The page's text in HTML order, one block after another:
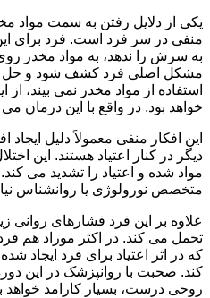
یکی از دلایل رفتن به سمت مواد
منفی در سر فرد است. فرد برای
به سرش را ندهد، به مواد مخدر
مشکل اصلی فرد کشف شود و حل
استفاده از مواد مخدر نمی بیند،
خواهد بود. در واقع با این درمان
این افکار منفی معمولاً دلیل ایجاد
دیگر در کنار اعتیاد هستند. این
مواد شده و اعتیاد را تشدید می
متخصص نورولوژی یا روانشناس
علاوه بر این فرد فشارهای روانی
تحمل می کند. در اکثر موراد هم
که در اثر اعتیاد برای فرد ایجاد
کند. صحبت با روانپزشک در این
روحی درست، بسیار کارامد خواهد